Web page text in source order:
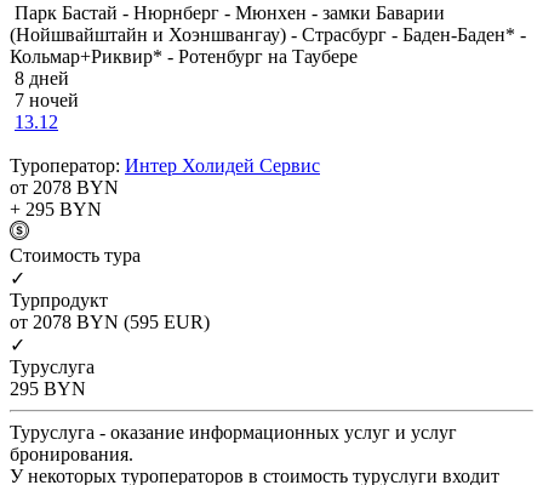
Парк Бастай - Нюрнберг - Мюнхен - замки Баварии
(Нойшвайштайн и Хоэншвангау) - Страсбург - Баден-Баден* -
Кольмар+Риквир* - Ротенбург на Таубере
8 дней
7 ночей
13.12
Туроператор: Интер Холидей Сервис
от 2078 BYN
+ 295 BYN
Cтоимость тура
✓
Турпродукт
от 2078 BYN (595 EUR)
✓
Туруслуга
295 BYN
Туруслуга - оказание информационных услуг и услуг
бронирования.
У некоторых туроператоров в стоимость туруслуги входит